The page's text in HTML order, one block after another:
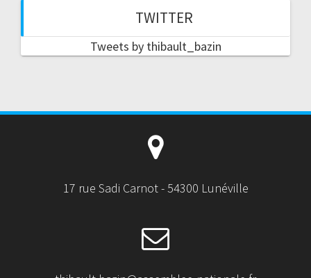
TWITTER
Tweets by thibault_bazin
17 rue Sadi Carnot - 54300 Lunéville